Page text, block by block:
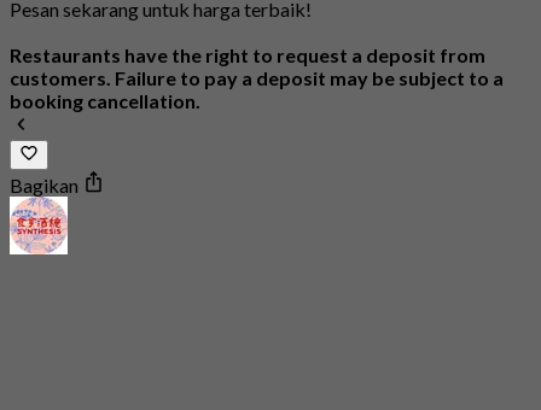
Pesan sekarang untuk harga terbaik!
Restaurants have the right to request a deposit from
customers. Failure to pay a deposit may be subject to a
booking cancellation.
Bagikan